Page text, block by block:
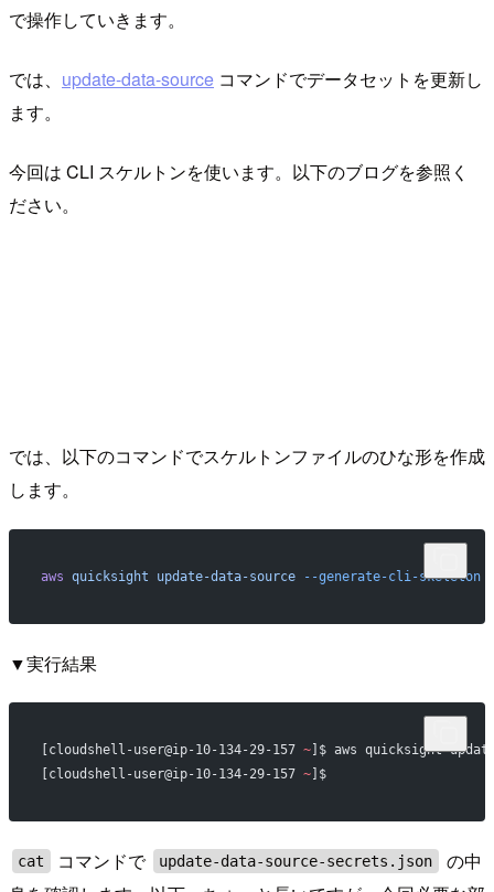
で操作していきます。
では、 update-data-source コマンドでデータセットを更新し
ます。
今回は CLI スケルトンを使います。以下のブログを参照く
ださい。
では、以下のコマンドでスケルトンファイルのひな形を作成
します。
aws quicksight update-data-source --generate-cli-skeleton
▼実行結果
[cloudshell-user@ip-10-134-29-157 ~]$ aws quicksight
[cloudshell-user@ip-10-134-29-157 ~]$
cat コマンドで update-data-source-secrets.json
の中